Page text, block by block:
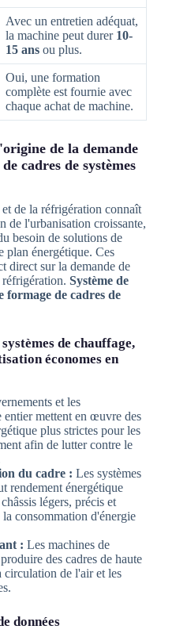
Avec un entretien adéquat,
la machine peut durer 10-
15 ansou plus.
Oui, une formation
complète est fournie avec
chaque achat de machine.
de la demande
cadres de systèmes
de la réfrigération connaît
de l'urbanisation croissante,
besoin de solutions de
plan énergétique. Ces
direct sur la demande de
Système de
formage de cadres de
de chauffage,
économes en
et les
entier mettent en œuvre des
plus strictes pour les
afin de lutter contre le
du cadre : Les systèmes
rendement énergétique
légers, précis et
consommation d'énergie
: Les machines de
des cadres de haute
de l'air et les
données